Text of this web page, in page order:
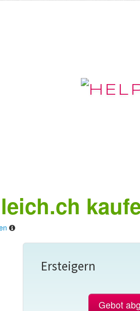
Ersteigern
Gebot